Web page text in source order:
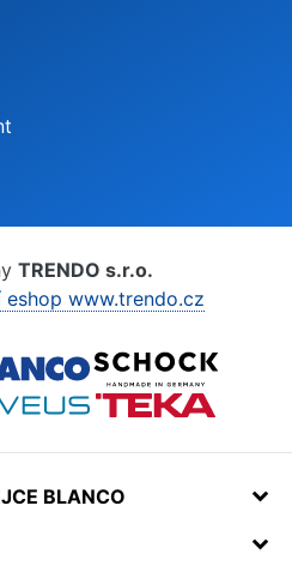
TRENDO s.r.o.
eshop www.trendo.cz
BLANCO